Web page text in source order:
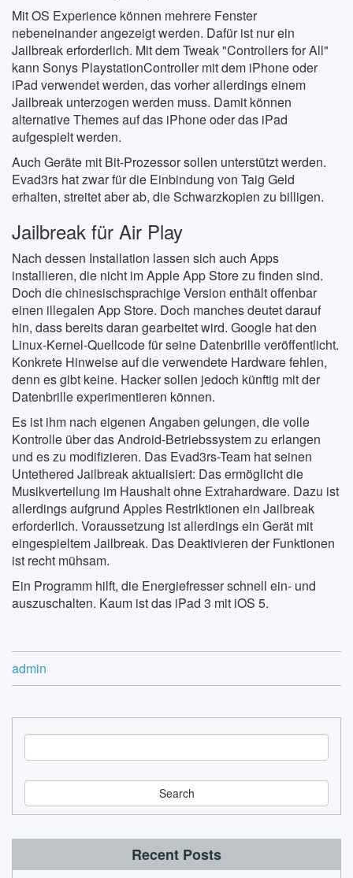
Mit OS Experience können mehrere Fenster
nebeneinander angezeigt werden. Dafür ist nur ein
Jailbreak erforderlich. Mit dem Tweak "Controllers for All"
kann Sonys PlaystationController mit dem iPhone oder
iPad verwendet werden, das vorher allerdings einem
Jailbreak unterzogen werden muss. Damit können
alternative Themes auf das iPhone oder das iPad
aufgespielt werden.
Auch Geräte mit Bit-Prozessor sollen unterstützt werden.
Evad3rs hat zwar für die Einbindung von Taig Geld
erhalten, streitet aber ab, die Schwarzkopien zu billigen.
Jailbreak für Air Play
Nach dessen Installation lassen sich auch Apps
installieren, die nicht im Apple App Store zu finden sind.
Doch die chinesischsprachige Version enthält offenbar
einen illegalen App Store. Doch manches deutet darauf
hin, dass bereits daran gearbeitet wird. Google hat den
Linux-Kernel-Quellcode für seine Datenbrille veröffentlicht.
Konkrete Hinweise auf die verwendete Hardware fehlen,
denn es gibt keine. Hacker sollen jedoch künftig mit der
Datenbrille experimentieren können.
Es ist ihm nach eigenen Angaben gelungen, die volle
Kontrolle über das Android-Betriebssystem zu erlangen
und es zu modifizieren. Das Evad3rs-Team hat seinen
Untethered Jailbreak aktualisiert: Das ermöglicht die
Musikverteilung im Haushalt ohne Extrahardware. Dazu ist
allerdings aufgrund Apples Restriktionen ein Jailbreak
erforderlich. Voraussetzung ist allerdings ein Gerät mit
eingespieltem Jailbreak. Das Deaktivieren der Funktionen
ist recht mühsam.
Ein Programm hilft, die Energiefresser schnell ein- und
auszuschalten. Kaum ist das iPad 3 mit iOS 5.
admin
e
a
r
c
Recent Posts